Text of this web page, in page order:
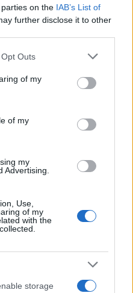
on the IAB’s List of
further disclose it to other
uses one or more Google
You may click to
and its third-party tags to
purposes in below Google
Outs
of my
of my
my
Advertising.
Use,
of my
with the
storage
ultime news
S
a
re